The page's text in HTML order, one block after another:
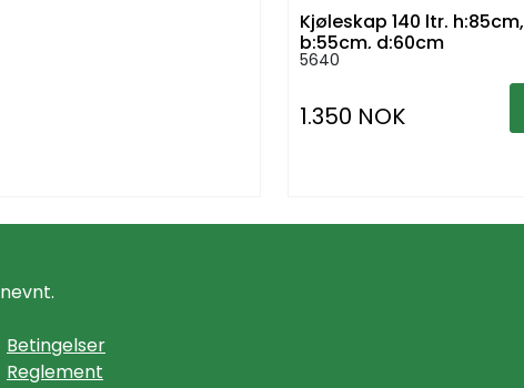
Kjøleskap 140 ltr. h:85cm,
b:55cm, d:60cm
5640
1.350 NOK
Betingelser
Reglement